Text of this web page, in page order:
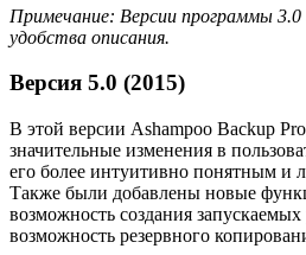
Примечание: Версии программы
удобства описания.
Версия 5.0 (2015)
В этой версии Ashampoo Backup
значительные изменения в
его более интуитивно понятным и
Также были добавлены новые
возможность создания
возможность резервного